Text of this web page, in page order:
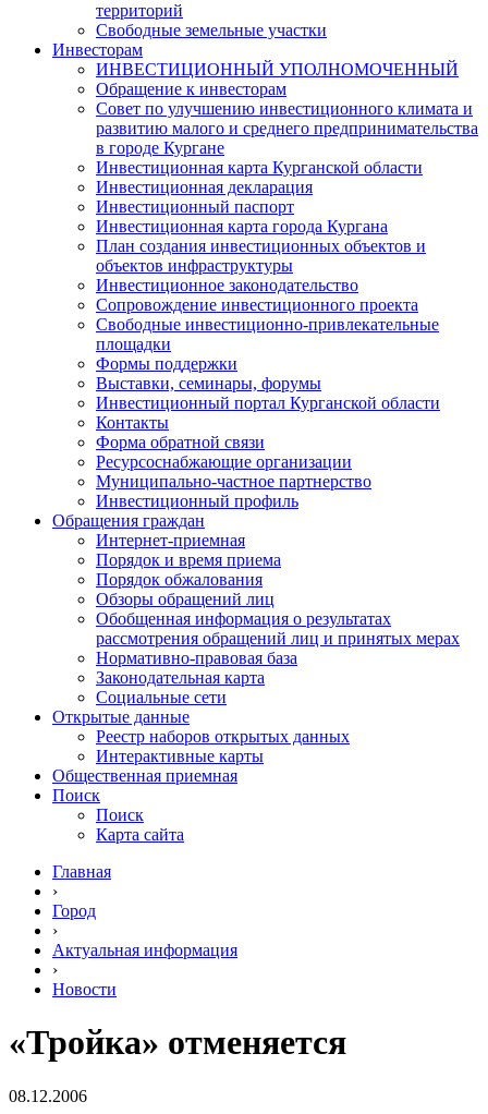
территорий
Свободные земельные участки
Инвесторам
ИНВЕСТИЦИОННЫЙ УПОЛНОМОЧЕННЫЙ
Обращение к инвесторам
Совет по улучшению инвестиционного климата и
развитию малого и среднего предпринимательства
в городе Кургане
Инвестиционная карта Курганской области
Инвестиционная декларация
Инвестиционный паспорт
Инвестиционная карта города Кургана
План создания инвестиционных объектов и
объектов инфраструктуры
Инвестиционное законодательство
Сопровождение инвестиционного проекта
Свободные инвестиционно-привлекательные
площадки
Формы поддержки
Выставки, семинары, форумы
Инвестиционный портал Курганской области
Контакты
Форма обратной связи
Ресурсоснабжающие организации
Муниципально-частное партнерство
Инвестиционный профиль
Обращения граждан
Интернет-приемная
Порядок и время приема
Порядок обжалования
Обзоры обращений лиц
Обобщенная информация о результатах
рассмотрения обращений лиц и принятых мерах
Нормативно-правовая база
Законодательная карта
Социальные сети
Открытые данные
Реестр наборов открытых данных
Интерактивные карты
Общественная приемная
Поиск
Поиск
Карта сайта
Главная
›
Город
›
Актуальная информация
›
Новости
«Тройка» отменяется
08.12.2006